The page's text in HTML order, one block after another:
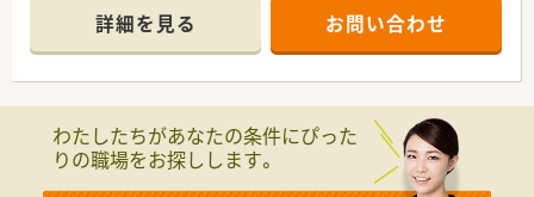
■処方箋は面対応で1日約100枚を応需しており、多様な科目の
処方箋に触れることができます。
【募集背景と求める人物像について】
■経験やブランクは相談可能ですので、子育てが落ち着いて復職
を考えている方も歓迎します。
■木曜日は1人薬剤師となる可能性があります。
詳細を見る お問い合わせ
わたしたちがあなたの条件にぴった
りの職場をお探しします。